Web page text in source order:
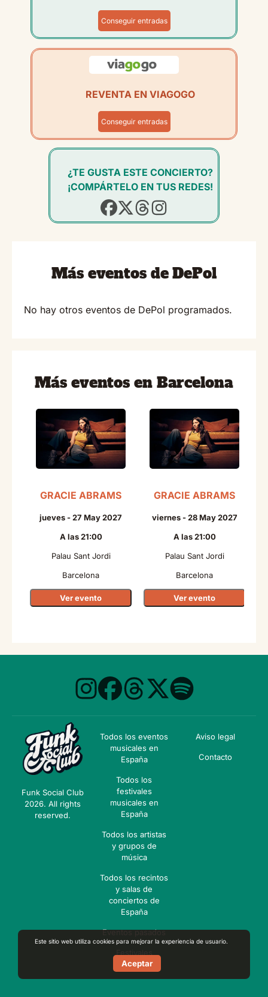
Conseguir entradas
REVENTA EN VIAGOGO
Conseguir entradas
¿TE GUSTA ESTE CONCIERTO?
¡COMPÁRTELO EN TUS REDES!
Más eventos de DePol
No hay otros eventos de DePol programados.
Más eventos en Barcelona
GRACIE ABRAMS
jueves - 27 May 2027
A las 21:00
Palau Sant Jordi
Barcelona
Ver evento
GRACIE ABRAMS
viernes - 28 May 2027
A las 21:00
Palau Sant Jordi
Barcelona
Ver evento
Este sitio web utiliza cookies para mejorar la experiencia de usuario.
Aceptar
Funk Social Club
2026. All rights
reserved.
Todos los eventos
musicales en
España
Todos los
festivales
musicales en
España
Todos los artistas
y grupos de
música
Todos los recintos
y salas de
conciertos de
España
Eventos pasados
Festivales
pasados
Aviso legal
Contacto